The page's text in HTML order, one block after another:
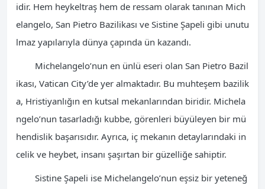
idir. Hem heykeltraş hem de ressam olarak tanınan Mich
elangelo, San Pietro Bazilikası ve Sistine Şapeli gibi unutu
lmaz yapılarıyla dünya çapında ün kazandı.
Michelangelo’nun en ünlü eseri olan San Pietro Bazil
ikası, Vatican City’de yer almaktadır. Bu muhteşem bazilik
a, Hristiyanlığın en kutsal mekanlarından biridir. Michela
ngelo’nun tasarladığı kubbe, görenleri büyüleyen bir mü
hendislik başarısıdır. Ayrıca, iç mekanın detaylarındaki in
celik ve heybet, insanı şaşırtan bir güzelliğe sahiptir.
Sistine Şapeli ise Michelangelo’nun eşsiz bir yeteneğ